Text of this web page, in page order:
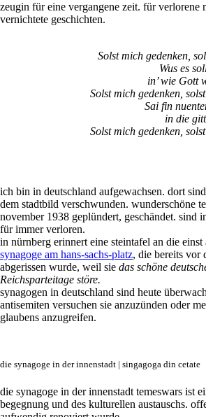
zeugin für eine vergangene zeit. für verlorene
vernichtete geschichten.
Solst mich gedenken,
Wus es
in’ wie Gott
Solst mich gedenken,
Sai fin
in die
Solst mich gedenken,
ich bin in deutschland aufgewachsen. dort
dem stadtbild verschwunden. wunderschöne
november 1938 geplündert, geschändet. sind
für immer verloren.
in nürnberg erinnert eine steintafel an die einst
synagoge am hans-sachs-platz, die bereits vor
abgerissen wurde, weil sie das schöne
Reichsparteitage störe.
synagogen in deutschland sind heute
antisemiten versuchen sie anzuzünden oder
glaubens anzugreifen.
die synagoge in der innenstadt | singagoga din cetate
die synagoge in der innenstadt temeswars ist
begegnung und des kulturellen austauschs.